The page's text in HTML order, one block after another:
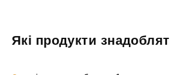
Які продукти